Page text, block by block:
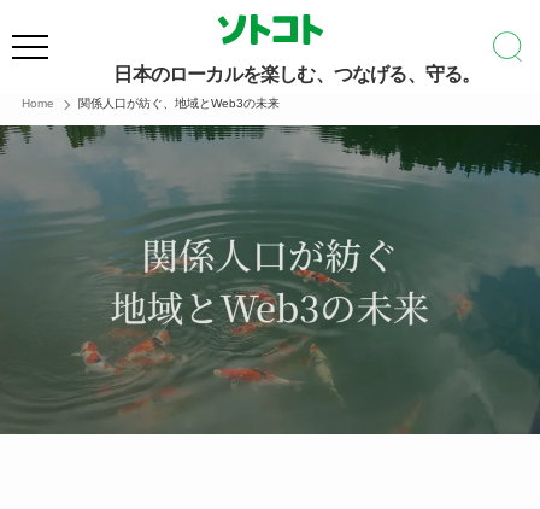
日本のローカルを楽しむ、つなげる、守る。
Home 関係人口が紡ぐ、地域とWeb3の未来